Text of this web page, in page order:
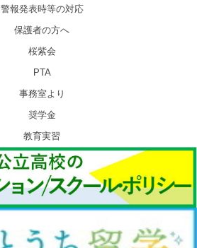
警報発表時等の対応
保護者の方へ
桜紫会
PTA
事務室より
奨学金
教育実習